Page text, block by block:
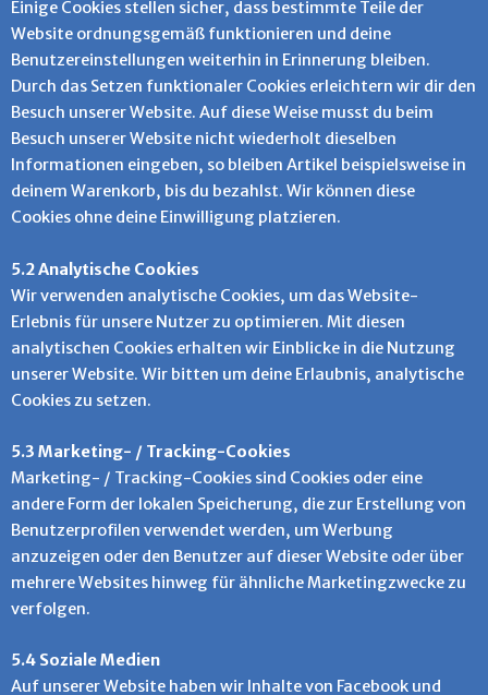
Einige Cookies stellen sicher, dass bestimmte Teile der
Website ordnungsgemäß funktionieren und deine
Benutzereinstellungen weiterhin in Erinnerung bleiben.
Durch das Setzen funktionaler Cookies erleichtern wir dir den
Besuch unserer Website. Auf diese Weise musst du beim
Besuch unserer Website nicht wiederholt dieselben
Informationen eingeben, so bleiben Artikel beispielsweise in
deinem Warenkorb, bis du bezahlst. Wir können diese
Cookies ohne deine Einwilligung platzieren.
5.2 Analytische Cookies
Wir verwenden analytische Cookies, um das Website-
Erlebnis für unsere Nutzer zu optimieren. Mit diesen
analytischen Cookies erhalten wir Einblicke in die Nutzung
unserer Website. Wir bitten um deine Erlaubnis, analytische
Cookies zu setzen.
5.3 Marketing- / Tracking-Cookies
Marketing- / Tracking-Cookies sind Cookies oder eine
andere Form der lokalen Speicherung, die zur Erstellung von
Benutzerprofilen verwendet werden, um Werbung
anzuzeigen oder den Benutzer auf dieser Website oder über
mehrere Websites hinweg für ähnliche Marketingzwecke zu
verfolgen.
5.4 Soziale Medien
Auf unserer Website haben wir Inhalte von Facebook und